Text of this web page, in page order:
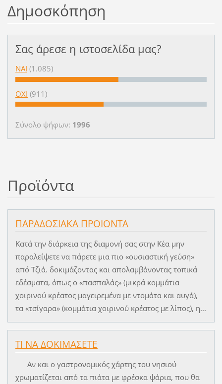
Δημοσκόπηση
Σας άρεσε η ιστοσελίδα μας?
ΝΑΙ (1.085)
ΟΧΙ (911)
Σύνολο ψήφων: 1996
Προϊόντα
ΠΑΡΑΔΟΣΙΑΚΑ ΠΡΟΙΟΝΤΑ
Κατά την διάρκεια της διαμονή σας στην Κέα μην
παραλείψετε να πάρετε μια πιο «ουσιαστική γεύση»
από Τζιά. δοκιμάζοντας και απολαμβάνοντας τοπικά
εδέσματα, όπως ο «πασπαλάς» (μικρά κομμάτια
χοιρινού κρέατος μαγειρεμένα με ντομάτα και αυγά),
τα «τσίγαρα» (κομμάτια χοιρινού κρέατος με λίπος), η...
ΤΙ ΝΑ ΔΟΚΙΜΑΣΕΤΕ
Αν και ο γαστρονομικός χάρτης του νησιού
χρωματίζεται από τα πιάτα με φρέσκα ψάρια, που θα